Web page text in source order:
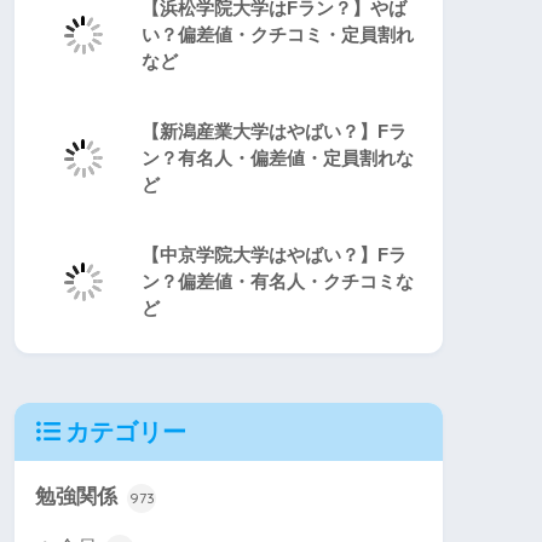
【浜松学院大学はFラン？】やば
い？偏差値・クチコミ・定員割れ
など
【新潟産業大学はやばい？】Fラ
ン？有名人・偏差値・定員割れな
ど
【中京学院大学はやばい？】Fラ
ン？偏差値・有名人・クチコミな
ど
カテゴリー
勉強関係 973